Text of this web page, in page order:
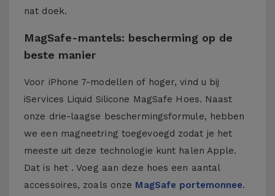
nat doek.
MagSafe-mantels: bescherming op de
beste manier
Voor iPhone 7-modellen of hoger, vind u bij
iServices Liquid Silicone MagSafe Hoes. Naast
onze drie-laagse beschermingsformule, hebben
we een magneetring toegevoegd zodat je het
meeste uit deze technologie kunt halen Apple.
Dat is het . Voeg aan deze hoes een aantal
accessoires, zoals onze MagSafe portemonnee.